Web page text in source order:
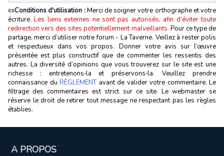
📜Conditions d'utilisation :Merci de soigner votre orthographe et votre
écriture.Les liens externes ne sont pas autorisés, afin d’éviter toute
redirection vers des sites potentiellement malveillants. Pour ce type de
partage, merci d’utiliser notre forum - La Taverne. Veillez à rester polis
et respectueux dans vos propos. Donner votre avis sur l’œuvre
présentée est plus constructif que de commenter les ressentis des
autres. La diversité d’opinions que vous trouverez sur le site est une
richesse : entretenons‑la et préservons‑la. Veuillez prendre
connaissance du RÈGLEMENTavant de valider votre commentaire. Le
filtrage des commentaires est strict sur ce site. Le webmaster se
réserve le droit de retirer tout message ne respectant pas les règles
établies.
A PROPOS